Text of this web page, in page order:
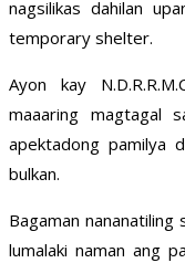
nagsilikas dahilan
temporary shelter.
Ayon kay
maaaring magtagal
apektadong pamilya
bulkan.
Bagaman
lumalaki naman ang